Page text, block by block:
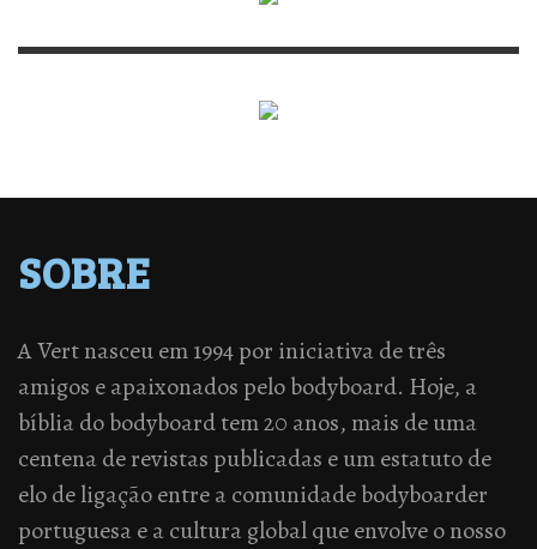
SOBRE
A Vert nasceu em 1994 por iniciativa de três
amigos e apaixonados pelo bodyboard. Hoje, a
bíblia do bodyboard tem 20 anos, mais de uma
centena de revistas publicadas e um estatuto de
elo de ligação entre a comunidade bodyboarder
portuguesa e a cultura global que envolve o nosso